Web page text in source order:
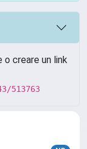
creare un link
513763